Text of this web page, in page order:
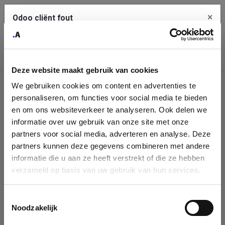
Deze website maakt gebruik van cookies
We gebruiken cookies om content en advertenties te
personaliseren, om functies voor social media te bieden
en om ons websiteverkeer te analyseren. Ook delen we
informatie over uw gebruik van onze site met onze
partners voor social media, adverteren en analyse. Deze
partners kunnen deze gegevens combineren met andere
informatie die u aan ze heeft verstrekt of die ze hebben
verzameld op basis van uw gebruik van hun services.
Noodzakelijk
Identificatie
onderneming
Please fill in your company details
You can search a company in our database by name, VAT or
enterprise ID. When a company is selected it will auto-complete the
form. If you don't find your company in our database, you can create
Odoo cliënt fout ×
klembord
Je dient de kopieer knop te gebruiken om de fout te melden
aan support.
Bekijk details